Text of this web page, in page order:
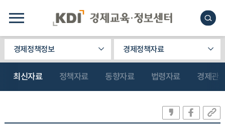
경제정책정보 경제정책자료
최신자료 정책자료 동향자료 법령자료 경제관